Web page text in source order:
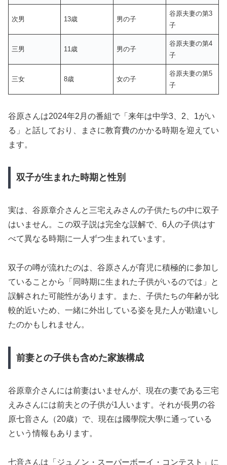
次男 13歳 男の子
谷原夫妻の第3
子
三男 11歳 男の子
谷原夫妻の第4
子
三女 8歳 女の子
谷原夫妻の第5
子
谷原さんは2024年2月の番組で「来年は中学3、2、1がい
る」と話しており、まさに教育費のかかる時期を迎えてい
ます。
双子が生まれた時期と性別
実は、谷原章介さんと三宅えみさんの子供たちの中に双子
はいません。この双子説は完全な誤解で、6人の子供はす
べて異なる時期に一人ずつ生まれています。
双子の噂が流れたのは、谷原さんが育児に積極的に参加し
ていることから「同時期に生まれた子供がいるのでは」と
誤解された可能性があります。また、子供たちの年齢が比
較的近いため、一緒に外出している姿を見た人が勘違いし
たのかもしれません。
前妻との子供も含めた家族構成
谷原章介さんには前妻はいませんが、現在の妻である三宅
えみさんには前夫との子供が1人います。それが長男の谷
原七音さん（20歳）で、現在は國學院大學に通っている
という情報もあります。
七音さんは「ジュノン・スーパーボーイ・コンテスト」に